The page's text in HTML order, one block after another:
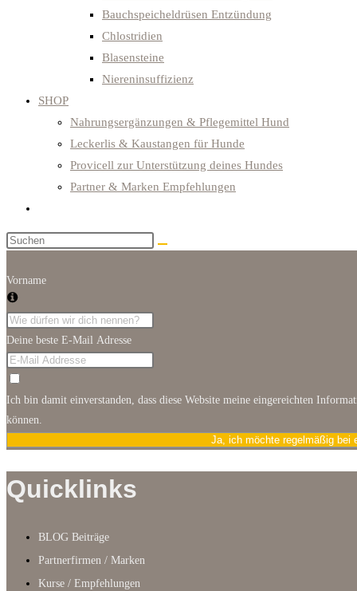
Bauchspeicheldrüsen Entzündung
Chlostridien
Blasensteine
Niereninsuffizienz
SHOP
Nahrungsergänzungen & Pflegemittel Hund
Leckerlis & Kaustangen für Hunde
Provicell zur Unterstützung deines Hundes
Partner & Marken Empfehlungen
umschalten
Diese
durchsuchen
Vorname
Deine beste E-Mail Adresse
Ich bin damit einverstanden, dass diese Website meine eingereichten
können.
Ja, ich möchte regelmäßig bei
Quicklinks
BLOG Beiträge
Partnerfirmen / Marken
Kurse / Empfehlungen